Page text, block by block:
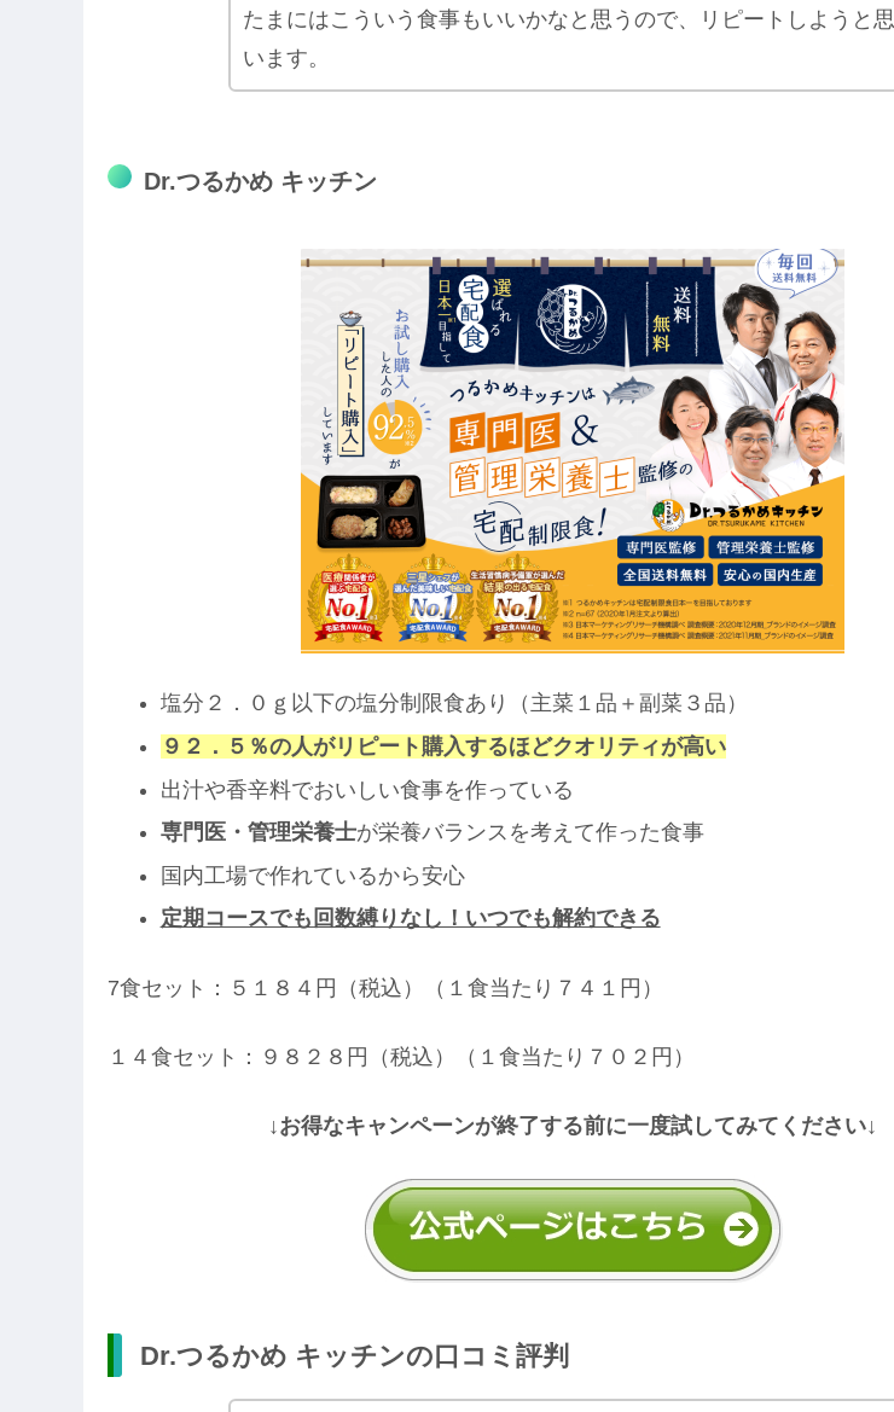
たまにはこういう食事もいいかなと思うので、リピートしようと思
います。
Dr.つるかめ キッチン
塩分２．０ｇ以下の塩分制限食あり（主菜１品＋副菜３品）
９２．５％の人がリピート購入するほどクオリティが高い
出汁や香辛料でおいしい食事を作っている
専門医・管理栄養士が栄養バランスを考えて作った食事
国内工場で作れているから安心
定期コースでも回数縛りなし！いつでも解約できる
7食セット：５１８４円（税込）（１食当たり７４１円）
１４食セット：９８２８円（税込）（１食当たり７０２円）
↓お得なキャンペーンが終了する前に一度試してみてください↓
Dr.つるかめ キッチンの口コミ評判